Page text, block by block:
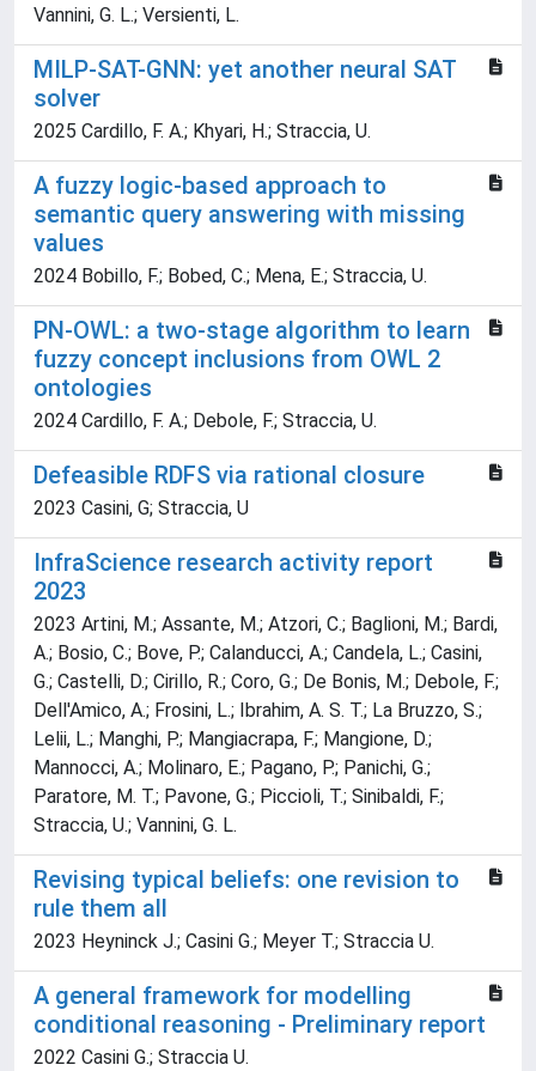
Vannini, G. L.; Versienti, L.
MILP-SAT-GNN: yet another neural SAT
solver
2025 Cardillo, F. A.; Khyari, H.; Straccia, U.
A fuzzy logic-based approach to
semantic query answering with missing
values
2024 Bobillo, F.; Bobed, C.; Mena, E.; Straccia, U.
PN-OWL: a two-stage algorithm to learn
fuzzy concept inclusions from OWL 2
ontologies
2024 Cardillo, F. A.; Debole, F.; Straccia, U.
Defeasible RDFS via rational closure
2023 Casini, G; Straccia, U
InfraScience research activity report
2023
2023 Artini, M.; Assante, M.; Atzori, C.; Baglioni, M.; Bardi,
A.; Bosio, C.; Bove, P.; Calanducci, A.; Candela, L.; Casini,
G.; Castelli, D.; Cirillo, R.; Coro, G.; De Bonis, M.; Debole, F.;
Dell'Amico, A.; Frosini, L.; Ibrahim, A. S. T.; La Bruzzo, S.;
Lelii, L.; Manghi, P.; Mangiacrapa, F.; Mangione, D.;
Mannocci, A.; Molinaro, E.; Pagano, P.; Panichi, G.;
Paratore, M. T.; Pavone, G.; Piccioli, T.; Sinibaldi, F.;
Straccia, U.; Vannini, G. L.
Revising typical beliefs: one revision to
rule them all
2023 Heyninck J.; Casini G.; Meyer T.; Straccia U.
A general framework for modelling
conditional reasoning - Preliminary report
2022 Casini G.; Straccia U.